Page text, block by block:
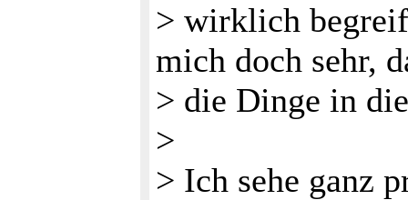
> wirklich
mich doch sehr,
> die Dinge in
>
> Ich sehe ganz